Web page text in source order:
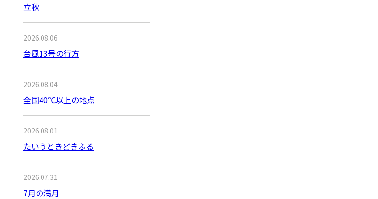
立秋
2026.08.06
台風13号の行方
2026.08.04
全国40℃以上の地点
2026.08.01
たいうときどきふる
2026.07.31
7月の満月